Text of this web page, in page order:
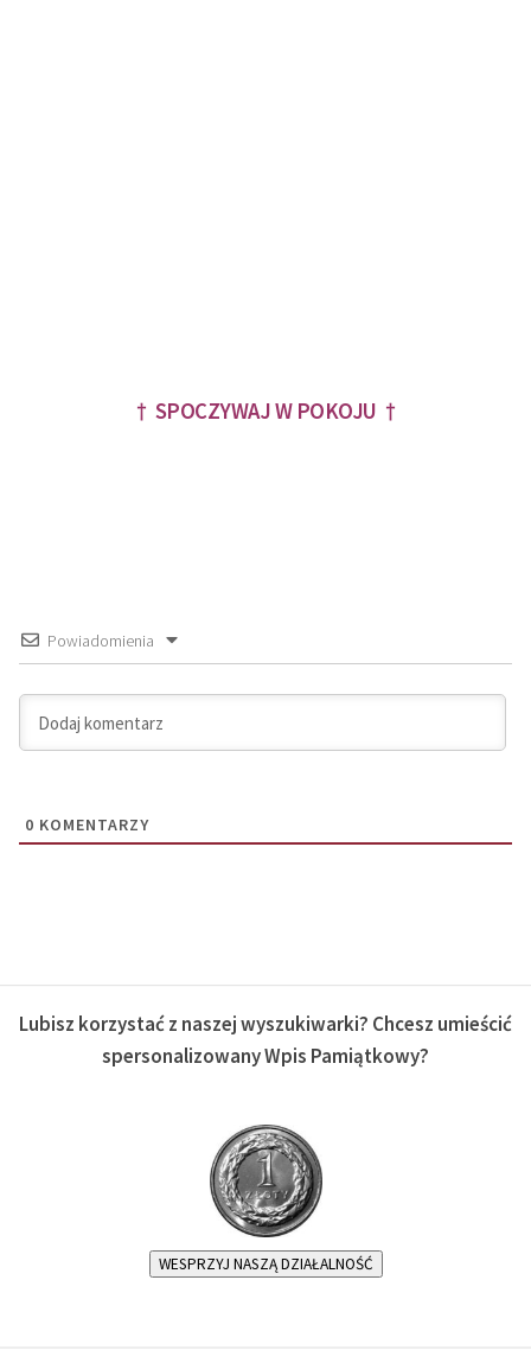
† SPOCZYWAJ W POKOJU †
Powiadomienia
0 KOMENTARZY
Lubisz korzystać z naszej wyszukiwarki? Chcesz umieścić
spersonalizowany Wpis Pamiątkowy?
WESPRZYJ NASZĄ DZIAŁALNOŚĆ